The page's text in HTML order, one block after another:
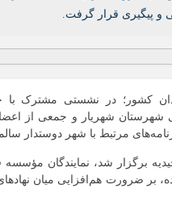
و پیگیری قرار گرفت.
کشور؛ در نشستی مشترک
شهرستان شهریار و جمعی از
مرتبط با شهر دوستدار
برگزار شد، نمایندگان مؤسسه
بر ضرورت هم‌افزایی میان